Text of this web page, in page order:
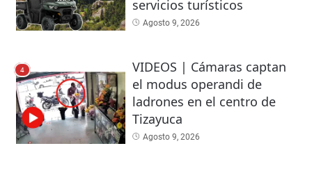
servicios turísticos
Agosto 9, 2026
4
VIDEOS | Cámaras captan
el modus operandi de
ladrones en el centro de
Tizayuca
Agosto 9, 2026